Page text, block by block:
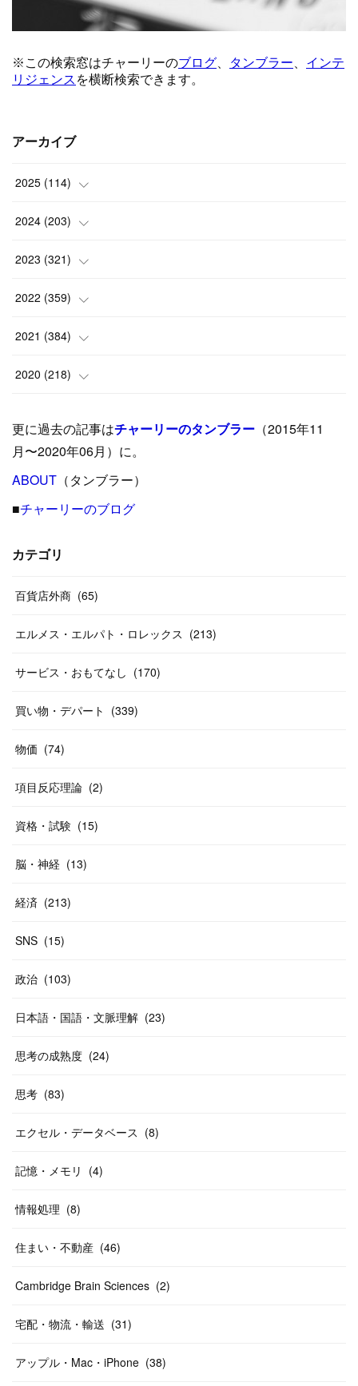
アーカイブ
2025 (114)
(1)
(8)
(6)
(9 )
( 5 )
( 15
(24)
(8 )
(17
(12)
2024 (203)
(24)
(10)
(18)
(17)
)
(12)
19)
(13
(14)
2023 (321)
(25)
(17)
(35)
(33 )
(26)
27)
(29
(24)
(26
2022 (359)
(42)
(37)
(31)
(31)
31
(26
(20)
(14
(46
2021 (384)
(9)
(39)
( 23)
40
(55
(38)
(20
(31
58)
10
2020 (218)
(24)
( 42)
(33
(46)
(20
更に過去の記事はチャーリーのタンブラー （2015年11
月〜2020年06月）に。
ABOUT （タンブラー）
■チャーリーのブログ
カテゴリ
百貨店外商 (65)
エルメス・エルパト・ロレックス (213)
サービス・おもてなし (170)
買い物・デパート (339)
物価 (74)
項目反応理論 (2)
資格・試験 (15)
脳・神経 (13)
経済 (213)
SNS (15)
政治 (103)
日本語・国語・文脈理解 (23)
思考の成熟度 (24)
思考 (83)
エクセル・データベース (8)
記憶・メモリ (4)
情報処理 (8)
住まい・不動産 (46)
Cambridge Brain Sciences (2)
宅配・物流・輸送 (31)
アップル・Mac・iPhone (38)